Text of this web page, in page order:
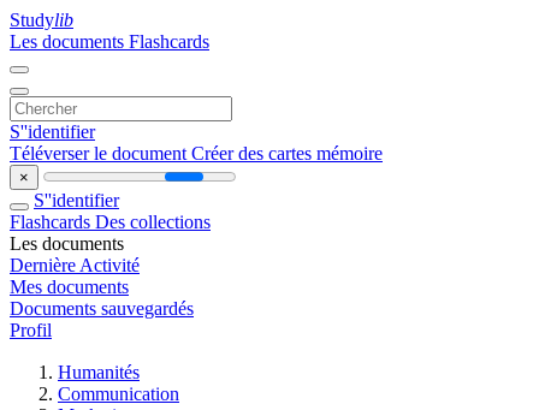
Studylib
Les documents Flashcards
S''identifier
Téléverser le document Créer des cartes mémoire
×
S''identifier
Flashcards Des collections
Les documents
Dernière Activité
Mes documents
Documents sauvegardés
Profil
Humanités
Communication